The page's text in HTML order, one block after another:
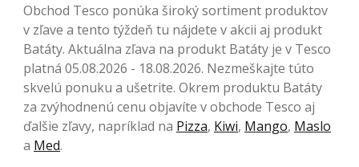
Obchod Tesco ponúka široký sortiment produktov
v zľave a tento týždeň tu nájdete v akcii aj produkt
Batáty. Aktuálna zľava na produkt Batáty je v Tesco
platná 05.08.2026 - 18.08.2026. Nezmeškajte túto
skvelú ponuku a ušetrite. Okrem produktu Batáty
za zvýhodnenú cenu objavíte v obchode Tesco aj
ďalšie zľavy, napríklad na Pizza, Kiwi, Mango, Maslo
a Med.